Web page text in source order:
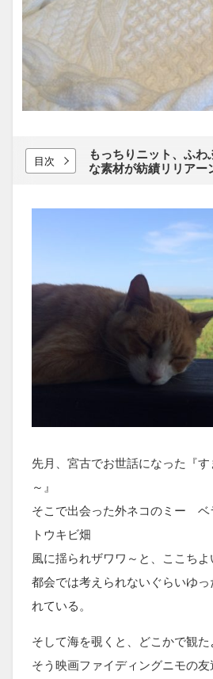
目次
もっちりニット、​ふ
な​素材が​紡績リリアー
先月、宮古でお世話になった『
～』
そこで出会った外ネコのミー ベ
トウキビ畑
風に揺られザワワ～と、ここちよ
都会では考えられないぐらいゆ
れている。
そして海を覗くと、どこかで観た
そう映画ファイディングニモの